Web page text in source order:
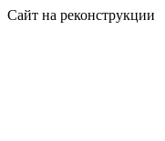
Сайт на реконструкции